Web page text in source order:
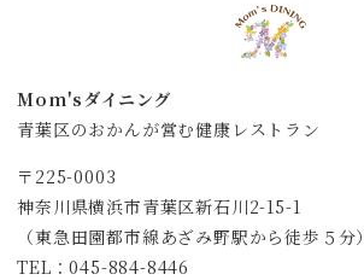
Mom'sダイニング
青葉区のおかんが営む健康レストラン
〒225-0003
神奈川県横浜市青葉区新石川2-15-1
（東急田園都市線あざみ野駅から徒歩５分）
TEL：045-884-8446